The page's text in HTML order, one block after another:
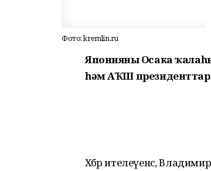
Фото: kremlin.ru
Японияның Осака
һәм АҠШ
Хәбәр ителеүенсә,